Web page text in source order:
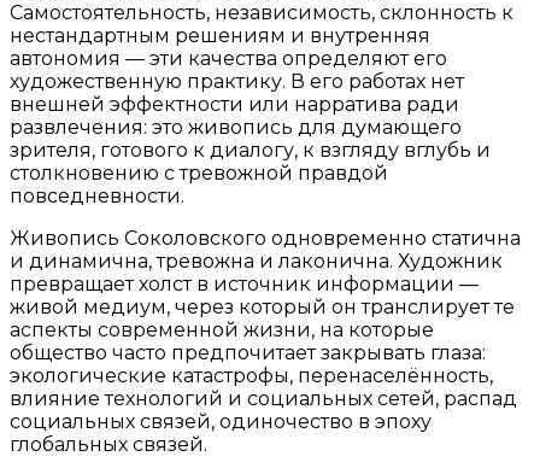
Самостоятельность, независимость, склонность к
нестандартным решениям и внутренняя
автономия — эти качества определяют его
художественную практику. В его работах нет
внешней эффектности или нарратива ради
развлечения: это живопись для думающего
зрителя, готового к диалогу, к взгляду вглубь и
столкновению с тревожной правдой
повседневности.
Живопись Соколовского одновременно статична
и динамична, тревожна и лаконична. Художник
превращает холст в источник информации —
живой медиум, через который он транслирует те
аспекты современной жизни, на которые
общество часто предпочитает закрывать глаза:
экологические катастрофы, перенаселённость,
влияние технологий и социальных сетей, распад
социальных связей, одиночество в эпоху
глобальных связей.